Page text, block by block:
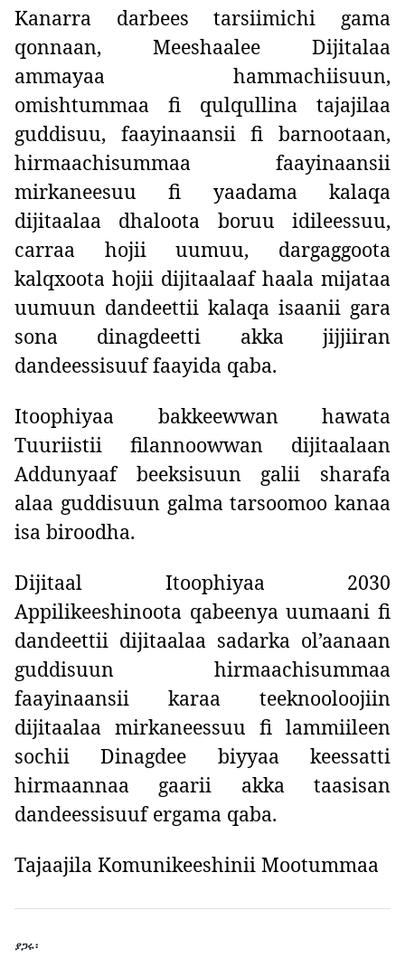
Kanarra darbees tarsiimichi gama
qonnaan, Meeshaalee Dijitalaa
ammayaa hammachiisuun,
omishtummaa fi qulqullina tajajilaa
guddisuu, faayinaansii fi barnootaan,
hirmaachisummaa faayinaansii
mirkaneesuu fi yaadama kalaqa
dijitaalaa dhaloota boruu idileessuu,
carraa hojii uumuu, dargaggoota
kalqxoota hojii dijitaalaaf haala mijataa
uumuun dandeettii kalaqa isaanii gara
sona dinagdeetti akka jijjiiran
dandeessisuuf faayida qaba.
Itoophiyaa bakkeewwan hawata
Tuuriistii filannoowwan dijitaalaan
Addunyaaf beeksisuun galii sharafa
alaa guddisuun galma tarsoomoo kanaa
isa biroodha.
Dijitaal Itoophiyaa 2030
Appilikeeshinoota qabeenya uumaani fi
dandeettii dijitaalaa sadarka ol’aanaan
guddisuun hirmaachisummaa
faayinaansii karaa teeknooloojiin
dijitaalaa mirkaneessuu fi lammiileen
sochii Dinagdee biyyaa keessatti
hirmaannaa gaarii akka taasisan
dandeessisuuf ergama qaba.
Tajaajila Komunikeeshinii Mootummaa
ያጋሩ፡